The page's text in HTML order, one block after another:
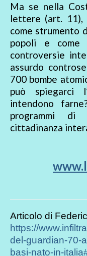
Ma se nella
lettere (art. 11),
come strumento
popoli e come
controversie
assurdo
700 bombe
può spiegarci
intendono
programmi
cittadinanza
Articolo di
https://
del-guardian-70-
basi-nato-in-